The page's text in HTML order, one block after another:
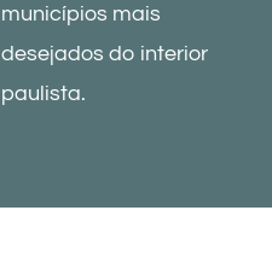
municípios mais
desejados do interior
paulista.